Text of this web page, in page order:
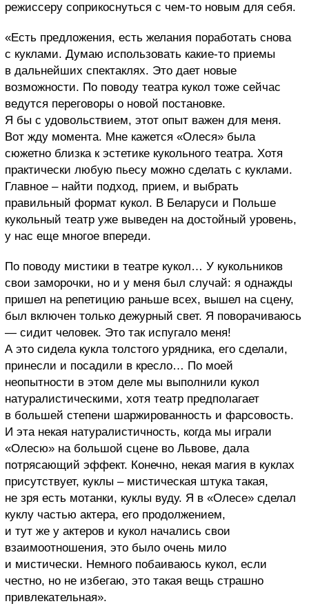
режиссеру соприкоснуться с чем-то новым для себя.
«Есть предложения, есть желания поработать снова
с куклами. Думаю использовать какие-то приемы
в дальнейших спектаклях. Это дает новые
возможности. По поводу театра кукол тоже сейчас
ведутся переговоры о новой постановке.
Я бы с удовольствием, этот опыт важен для меня.
Вот жду момента. Мне кажется «Олеся» была
сюжетно близка к эстетике кукольного театра. Хотя
практически любую пьесу можно сделать с куклами.
Главное – найти подход, прием, и выбрать
правильный формат кукол. В Беларуси и Польше
кукольный театр уже выведен на достойный уровень,
у нас еще многое впереди.
По поводу мистики в театре кукол… У кукольников
свои заморочки, но и у меня был случай: я однажды
пришел на репетицию раньше всех, вышел на сцену,
был включен только дежурный свет. Я поворачиваюсь
— сидит человек. Это так испугало меня!
А это сидела кукла толстого урядника, его сделали,
принесли и посадили в кресло… По моей
неопытности в этом деле мы выполнили кукол
натуралистическими, хотя театр предполагает
в большей степени шаржированность и фарсовость.
И эта некая натуралистичность, когда мы играли
«Олесю» на большой сцене во Львове, дала
потрясающий эффект. Конечно, некая магия в куклах
присутствует, куклы – мистическая штука такая,
не зря есть мотанки, куклы вуду. Я в «Олесе» сделал
куклу частью актера, его продолжением,
и тут же у актеров и кукол начались свои
взаимоотношения, это было очень мило
и мистически. Немного побаиваюсь кукол, если
честно, но не избегаю, это такая вещь страшно
привлекательная».